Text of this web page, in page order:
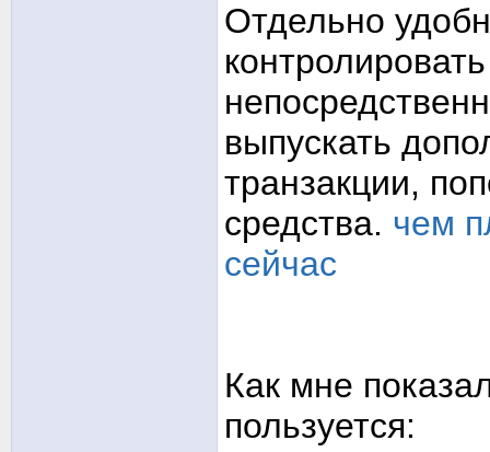
Отдельно
выпускать
транзакции,
средства. чем
сейчас
Как мне
пользуется: